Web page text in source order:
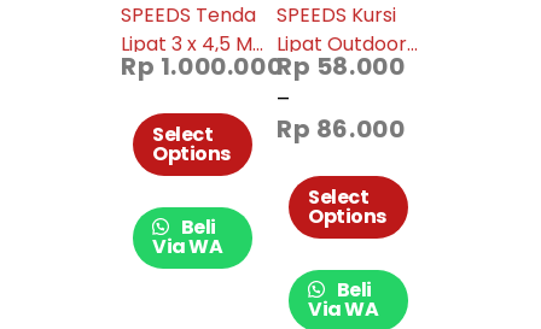
SPEEDS Tenda
Lipat 3 x 4,5 M
Tenda Bazar
Tenda
Otomatis
030-12A
Rp 1.000.000
Select
Options
Beli
Via WA
SPEEDS Kursi
Lipat Outdoor
Serbaguna
031-12-13-14-15
Rp 58.000
–
Rp 86.000
Select
Options
Beli
Via WA